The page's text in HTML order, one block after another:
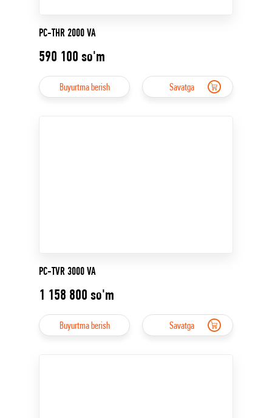
PC-THR 2000 VA
590 100 so'm
Buyurtma berish Savatga
PC-TVR 3000 VA
1 158 800 so'm
Buyurtma berish Savatga